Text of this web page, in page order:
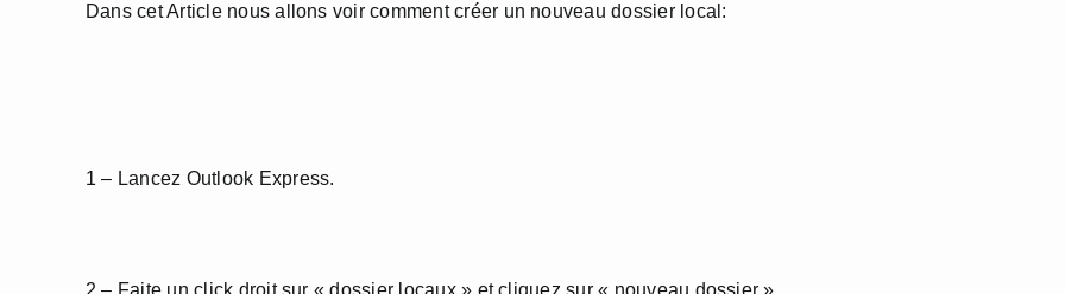
Dans cet Article nous allons voir comment créer un nouveau dossier local:
1 – Lancez Outlook Express.
2 – Faite un click droit sur « dossier locaux » et cliquez sur « nouveau dossier ».